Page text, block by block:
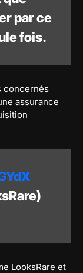
par ce
fois.
concernés
assurance
LooksRare et